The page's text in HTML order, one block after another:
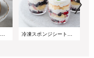
冷凍スポンジシートで簡単!桃とアールグレイのズコットケーキ 冷凍スポンジシートで簡単!重ねるだけのベリーグラスケーキ